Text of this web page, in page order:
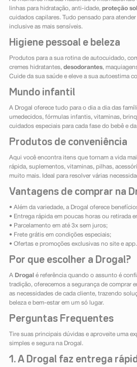
linhas para hidratação, anti-idade, proteção
cuidados capilares. Tudo pensado para
inclusive as mais sensíveis.
Higiene pessoal e beleza
Produtos para a sua rotina de autocuidado,
cremes hidratantes, desodorantes,
Cuide da sua saúde e eleve a sua autoestima
Mundo infantil
A Drogal oferece tudo para o dia a dia das
umedecidos, fórmulas infantis, vitaminas,
cuidados especiais para cada fase do bebê e
Produtos de conveniência
Aqui você encontra itens que tornam a vida
rápida, suplementos, vitaminas, pilhas,
muito mais. Ideal para resolver várias
Vantagens de comprar na
• Além da variedade, a Drogal oferece
• Entrega rápida em poucas horas ou retirada
• Parcelamento em até 3x sem juros;
• Frete grátis em condições especiais;
• Ofertas e promoções exclusivas no site e app.
Por que escolher a Drogal?
A Drogal é referência quando o assunto é
tradição, oferecemos a segurança de comprar
as necessidades de cada cliente, trazendo
beleza e bem-estar em um só lugar.
Perguntas Frequentes
Tire suas principais dúvidas e aproveite uma
simples e segura na Drogal.
1. A Drogal faz entrega